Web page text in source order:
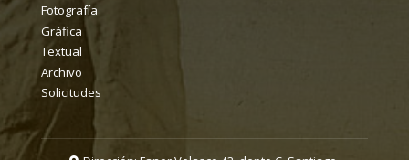
Fotografía
Gráfica
Textual
Archivo
Solicitudes